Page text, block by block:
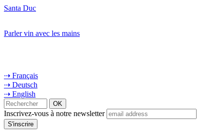
Santa Duc
Parler vin avec les mains
⇢ Français
⇢ Deutsch
⇢ English
Inscrivez-vous à notre newsletter